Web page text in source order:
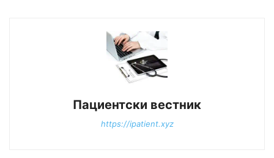
Пациентски вестник
https://ipatient.xyz